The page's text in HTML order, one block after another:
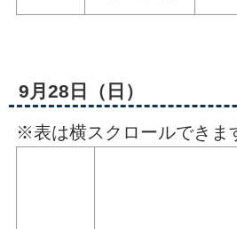
9月28日（日）
※表は横スクロールできま